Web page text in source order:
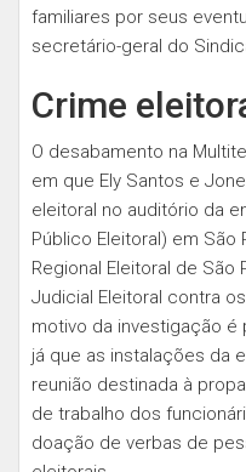
familiares por seus
secretário-geral do
Crime
O desabamento na
em que Ely Santos e
eleitoral no auditório da
Público Eleitoral) em São
Regional Eleitoral de São
Judicial Eleitoral contra
motivo da investigação
já que as instalações da
reunião destinada à
de trabalho dos
doação de verbas de